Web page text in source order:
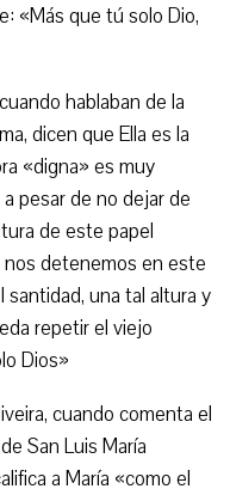
«Más que tú solo Dio,
hablaban de la
dicen que Ella es la
«digna» es muy
pesar de no dejar de
de este papel
nos detenemos en este
santidad, una tal altura y
repetir el viejo
Dios»
cuando comenta el
San Luis María
a María «como el